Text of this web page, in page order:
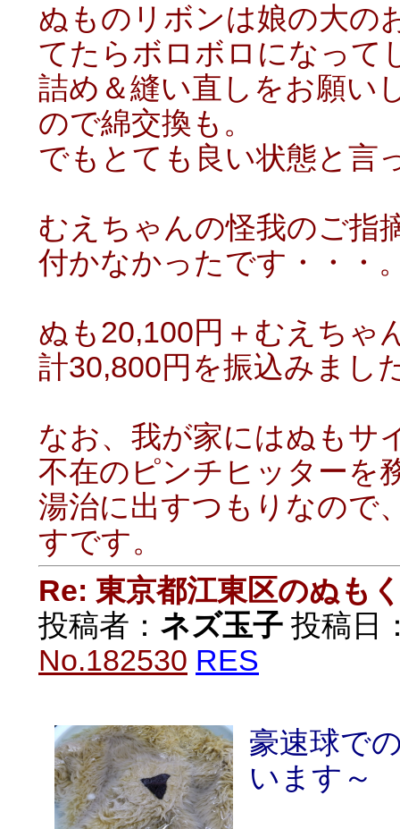
ぬものリボンは娘の大の
てたらボロボロになって
詰め＆縫い直しをお願い
ので綿交換も。
でもとても良い状態と言
むえちゃんの怪我のご指
付かなかったです・・・
ぬも20,100円＋むえち
計30,800円を振込みまし
なお、我が家にはぬもサ
不在のピンチヒッターを
湯治に出すつもりなので
すです。
Re: 東京都江東区のぬも
投稿者： ネズ玉子 投稿日
No.182530 RES
豪速球で
います～